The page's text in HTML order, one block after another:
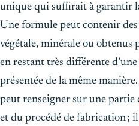
unique qui suffirait à garantir
Une formule peut contenir
végétale, minérale ou
en restant très différente
présentée de la même
peut renseigner sur une partie
et du procédé de fabrication ;